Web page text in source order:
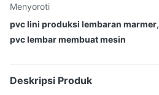
Menyoroti
pvc lini produksi lembaran marmer,
pvc lembar membuat mesin
Deskripsi Produk